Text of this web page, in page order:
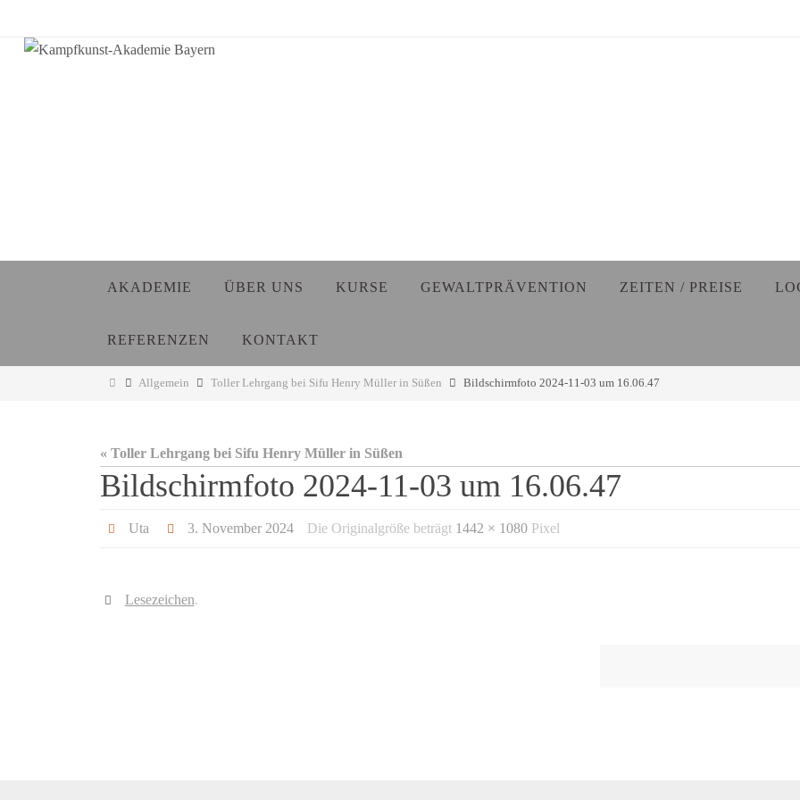
Inhalt
AKADEMIE ÜBER UNS KURSE GEWALTPRÄVENTION ZEITEN / PREISE
REFERENZEN KONTAKT
StartAllgemein Toller Lehrgang bei Sifu Henry Müller in Süßen Bildschirmfoto 2024-11-03 um 16.06.47
« Toller Lehrgang bei Sifu Henry Müller in Süßen
Bildschirmfoto 2024-11-03 um 16.06.47
Uta 3. November 2024 Die Originalgröße beträgt 1442 × 1080 Pixel
Lesezeichen.